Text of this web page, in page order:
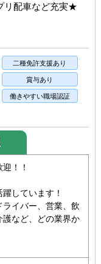
リ配車など充実★
二種免許支援あり
賞与あり
働きやすい職場認証
！！
しています！
ライバー、営業、飲
など、どの業界か